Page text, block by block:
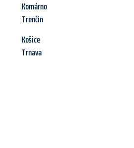
Komárno
Trenčín
Košice
Trnava